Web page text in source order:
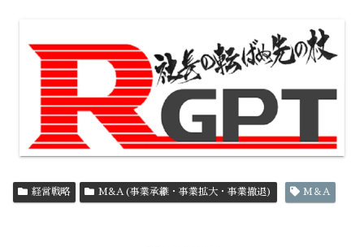
経営戦略 M&A(事業承継・事業拡大・事業撤退) M＆A